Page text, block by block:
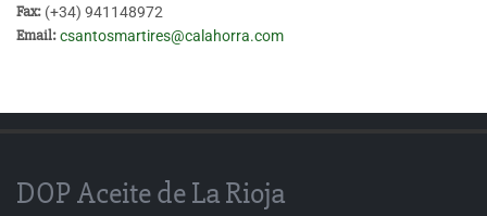
Fax: (+34) 941148972
Email:csantosmartires@calahorra.com
DOP Aceite de La Rioja